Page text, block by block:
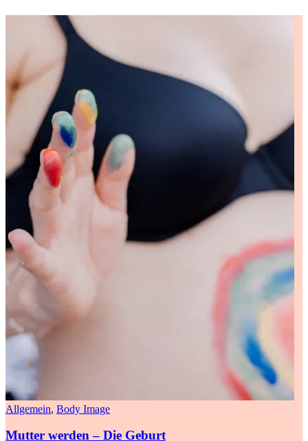
Allgemein, Body Image
Mutter werden – Die Geburt